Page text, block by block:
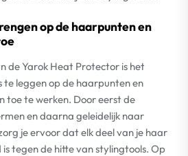
op de haarpunten en
de Yarok Heat Protector is het
te leggen op de haarpunten en
toe te werken. Door eerst de
en daarna geleidelijk naar
je ervoor dat elk deel van je haar
tegen de hitte van stylingtools. Op